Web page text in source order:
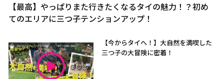
【最高】やっぱりまた行きたくなるタイの魅力！？初め
てのエリアに三つ子テンションアップ！
【今からタイへ！】大自然を満喫した
三つ子の大冒険に密着！